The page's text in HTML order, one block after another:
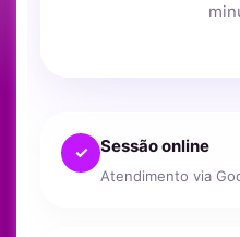
✓ Sessão online
Atendimento via